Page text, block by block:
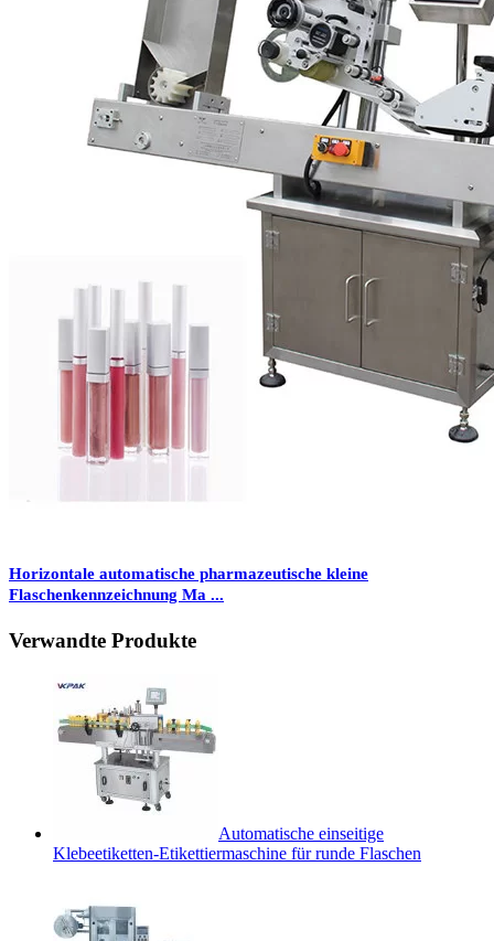
Horizontale automatische pharmazeutische kleine
Flaschenkennzeichnung Ma ...
Verwandte Produkte
Automatische einseitige
Klebeetiketten-Etikettiermaschine für runde Flaschen